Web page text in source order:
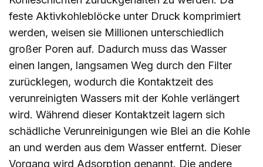
feste Aktivkohleblöcke unter Druck komprimiert
werden, weisen sie Millionen unterschiedlich
großer Poren auf. Dadurch muss das Wasser
einen langen, langsamen Weg durch den Filter
zurücklegen, wodurch die Kontaktzeit des
verunreinigten Wassers mit der Kohle verlängert
wird. Während dieser Kontaktzeit lagern sich
schädliche Verunreinigungen wie Blei an die Kohle
an und werden aus dem Wasser entfernt. Dieser
Vorgang wird Adsorption genannt. Die andere